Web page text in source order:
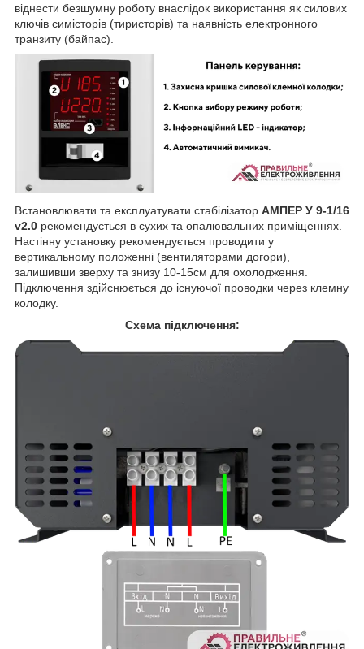
віднести безшумну роботу внаслідок використання як силових
ключів симісторів (тиристорів) та наявність електронного
транзиту (байпас).
Встановлювати та експлуатувати стабілізатор АМПЕР У 9-1/16
v2.0 рекомендується в сухих та опалювальних приміщеннях.
Настінну установку рекомендується проводити у
вертикальному положенні (вентиляторами догори),
залишивши зверху та знизу 10-15см для охолодження.
Підключення здійснюється до існуючої проводки через клемну
колодку.
Схема підключення: